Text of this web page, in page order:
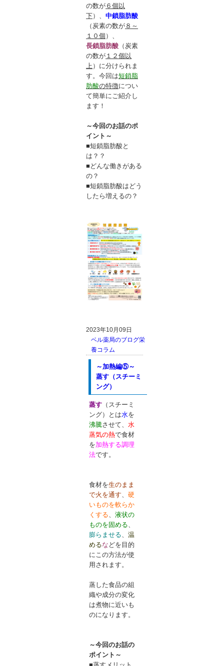
の数が ６個以
下）、中鎖脂肪酸
（炭素の数が ８～
１０個 ）、
長鎖脂肪酸 （炭素
の数が １２個以
上 ）に分けられま
す。今回は短鎖脂
肪酸の特徴につい
て簡単にご紹介し
ます！
～今回のお話のポ
イント～
■短鎖脂肪酸と
は？？
■どんな働きがある
の？
■短鎖脂肪酸はどう
したら増えるの？
2023年10月09日
ベル薬局のブログ栄
養コラム
～加熱編⑤～
蒸す（スチーミ
ング）
蒸す（スチーミ
ング）とは水を
沸騰させて、 水
蒸気の熱で食材
を加熱する調理
法です。
食材を生のまま
で火を通す
硬
いものを軟らか
くする
液状の
ものを固める
膨らませる
温
めるな どを目的
にこの方法が使
用されます。
蒸した食品の組
織や成分の変化
は煮物に近いも
のになります。
～今回のお話の
ポイント～